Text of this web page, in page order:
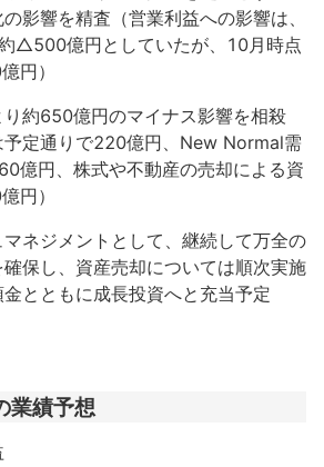
影響を精査（営業利益への影響は、
△500億円としていたが、10月時点
円）
り約650億円のマイナス影響を相殺
予定通りで220億円、New Normal需
億円、株式や不動産の売却による資
円）
マネジメントとして、継続して万全の
保し、資産売却については順次実施
金とともに成長投資へと充当予定
業績予想